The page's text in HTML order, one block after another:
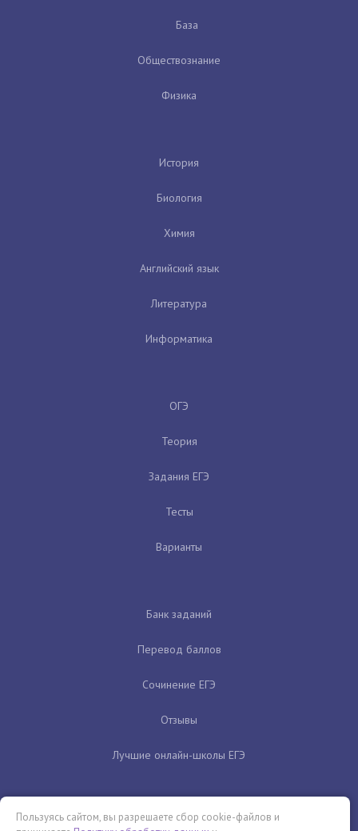
База
Обществознание
Физика
История
Биология
Химия
Английский язык
Литература
Информатика
ОГЭ
Теория
Задания ЕГЭ
Тесты
Варианты
Банк заданий
Перевод баллов
Сочинение ЕГЭ
Отзывы
Лучшие онлайн-школы ЕГЭ
Пользуясь сайтом, вы разрешаете сбор cookie-файлов и